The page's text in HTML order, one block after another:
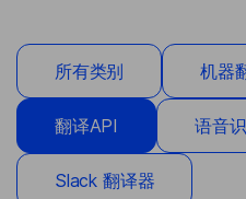
所有类别 机器
翻译API 语音
Slack 翻译器